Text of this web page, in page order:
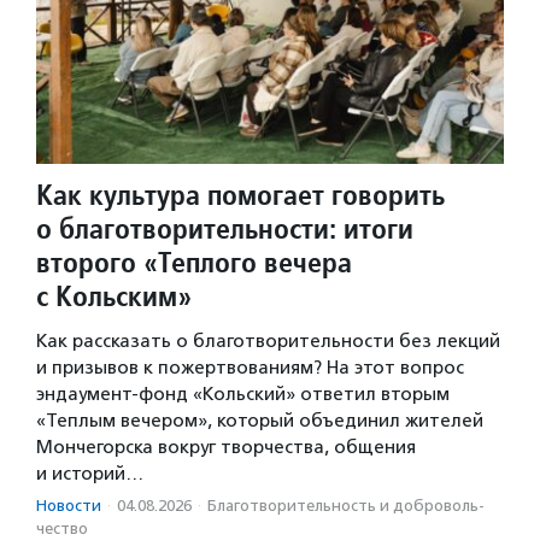
Как культура помогает говорить
о благотворительности: итоги
второго «Теплого вечера
с Кольским»
Как рассказать о благотворительности без лекций
и призывов к пожертвованиям? На этот вопрос
эндаумент-фонд «Кольский» ответил вторым
«Теплым вечером», который объединил жителей
Мончегорска вокруг творчества, общения
и историй…
Новости · 04.08.2026 · Благотвори­тель­ность и доброволь­
чест­во